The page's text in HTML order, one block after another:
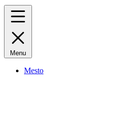
Menu
Mesto